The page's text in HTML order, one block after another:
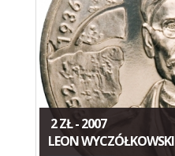
2 ZŁ - 2007
LEON WYCZÓŁKOWSKI